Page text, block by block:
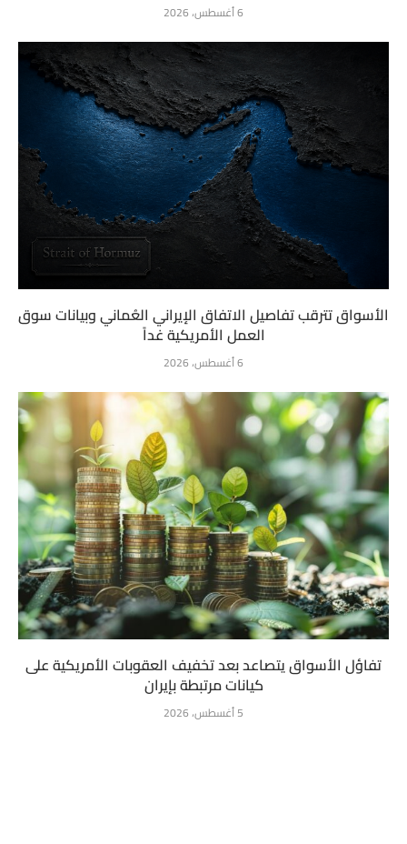
6 أغسطس، 2026
الأسواق تترقب تفاصيل الاتفاق الإيراني العُماني وبيانات سوق
العمل الأمريكية غداً
6 أغسطس، 2026
تفاؤل الأسواق يتصاعد بعد تخفيف العقوبات الأمريكية على
كيانات مرتبطة بإيران
5 أغسطس، 2026